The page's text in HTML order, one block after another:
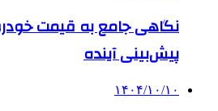
نگاهی جامع به قیمت خودرو
پیش‌بینی آینده
۱۴۰۴/۱۰/۱۰